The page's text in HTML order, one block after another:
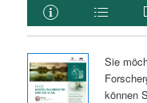
Sie
können